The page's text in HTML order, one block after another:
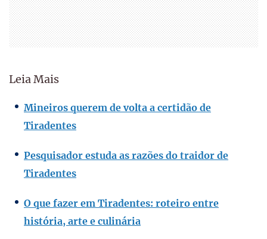
Leia Mais
Mineiros querem de volta a certidão de
Tiradentes
Pesquisador estuda as razões do traidor de
Tiradentes
O que fazer em Tiradentes: roteiro entre
história, arte e culinária